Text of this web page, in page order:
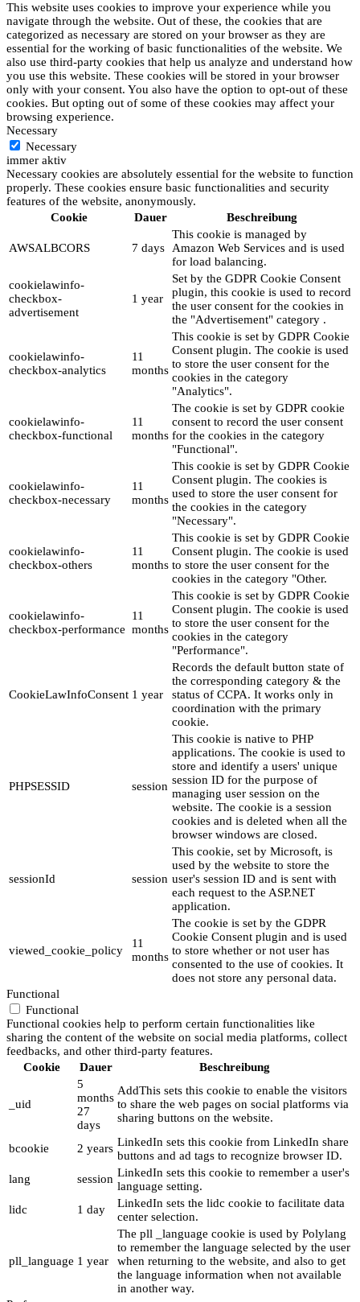
This website uses cookies to improve your experience while you
navigate through the website. Out of these, the cookies that are
categorized as necessary are stored on your browser as they are
essential for the working of basic functionalities of the website. We
also use third-party cookies that help us analyze and understand how
you use this website. These cookies will be stored in your browser
only with your consent. You also have the option to opt-out of these
cookies. But opting out of some of these cookies may affect your
browsing experience.
Necessary
Necessary
immer aktiv
Necessary cookies are absolutely essential for the website to function
properly. These cookies ensure basic functionalities and security
features of the website, anonymously.
Cookie
Dauer Beschreibung
AWSALBCORS 7 days
This cookie is managed by
Amazon Web Services and is used
for load balancing.
cookielawinfo-
checkbox-
advertisement
1 year
Set by the GDPR Cookie Consent
plugin, this cookie is used to record
the user consent for the cookies in
the "Advertisement" category .
cookielawinfo-
checkbox-analytics
11
months
This cookie is set by GDPR Cookie
Consent plugin. The cookie is used
to store the user consent for the
cookies in the category
"Analytics".
cookielawinfo-
checkbox-functional
11
months
The cookie is set by GDPR cookie
consent to record the user consent
for the cookies in the category
"Functional".
cookielawinfo-
checkbox-necessary
11
months
This cookie is set by GDPR Cookie
Consent plugin. The cookies is
used to store the user consent for
the cookies in the category
"Necessary".
cookielawinfo-
checkbox-others
11
months
This cookie is set by GDPR Cookie
Consent plugin. The cookie is used
to store the user consent for the
cookies in the category "Other.
cookielawinfo-
checkbox-performance
11
months
This cookie is set by GDPR Cookie
Consent plugin. The cookie is used
to store the user consent for the
cookies in the category
"Performance".
CookieLawInfoConsent 1 year
Records the default button state of
the corresponding category & the
status of CCPA. It works only in
coordination with the primary
cookie.
PHPSESSID session
This cookie is native to PHP
applications. The cookie is used to
store and identify a users' unique
session ID for the purpose of
managing user session on the
website. The cookie is a session
cookies and is deleted when all the
browser windows are closed.
sessionId session
This cookie, set by Microsoft, is
used by the website to store the
user's session ID and is sent with
each request to the ASP.NET
application.
viewed_cookie_policy
11
months
The cookie is set by the GDPR
Cookie Consent plugin and is used
to store whether or not user has
consented to the use of cookies. It
does not store any personal data.
Functional
Functional
Functional cookies help to perform certain functionalities like
sharing the content of the website on social media platforms, collect
feedbacks, and other third-party features.
Cookie
Dauer Beschreibung
_uid
5
months
27
days
AddThis sets this cookie to enable the visitors
to share the web pages on social platforms via
sharing buttons on the website.
bcookie 2 years LinkedIn sets this cookie from LinkedIn share
buttons and ad tags to recognize browser ID.
lang
session LinkedIn sets this cookie to remember a user's
language setting.
lidc
1 day
LinkedIn sets the lidc cookie to facilitate data
center selection.
pll_language 1 year
The pll _language cookie is used by Polylang
to remember the language selected by the user
when returning to the website, and also to get
the language information when not available
in another way.